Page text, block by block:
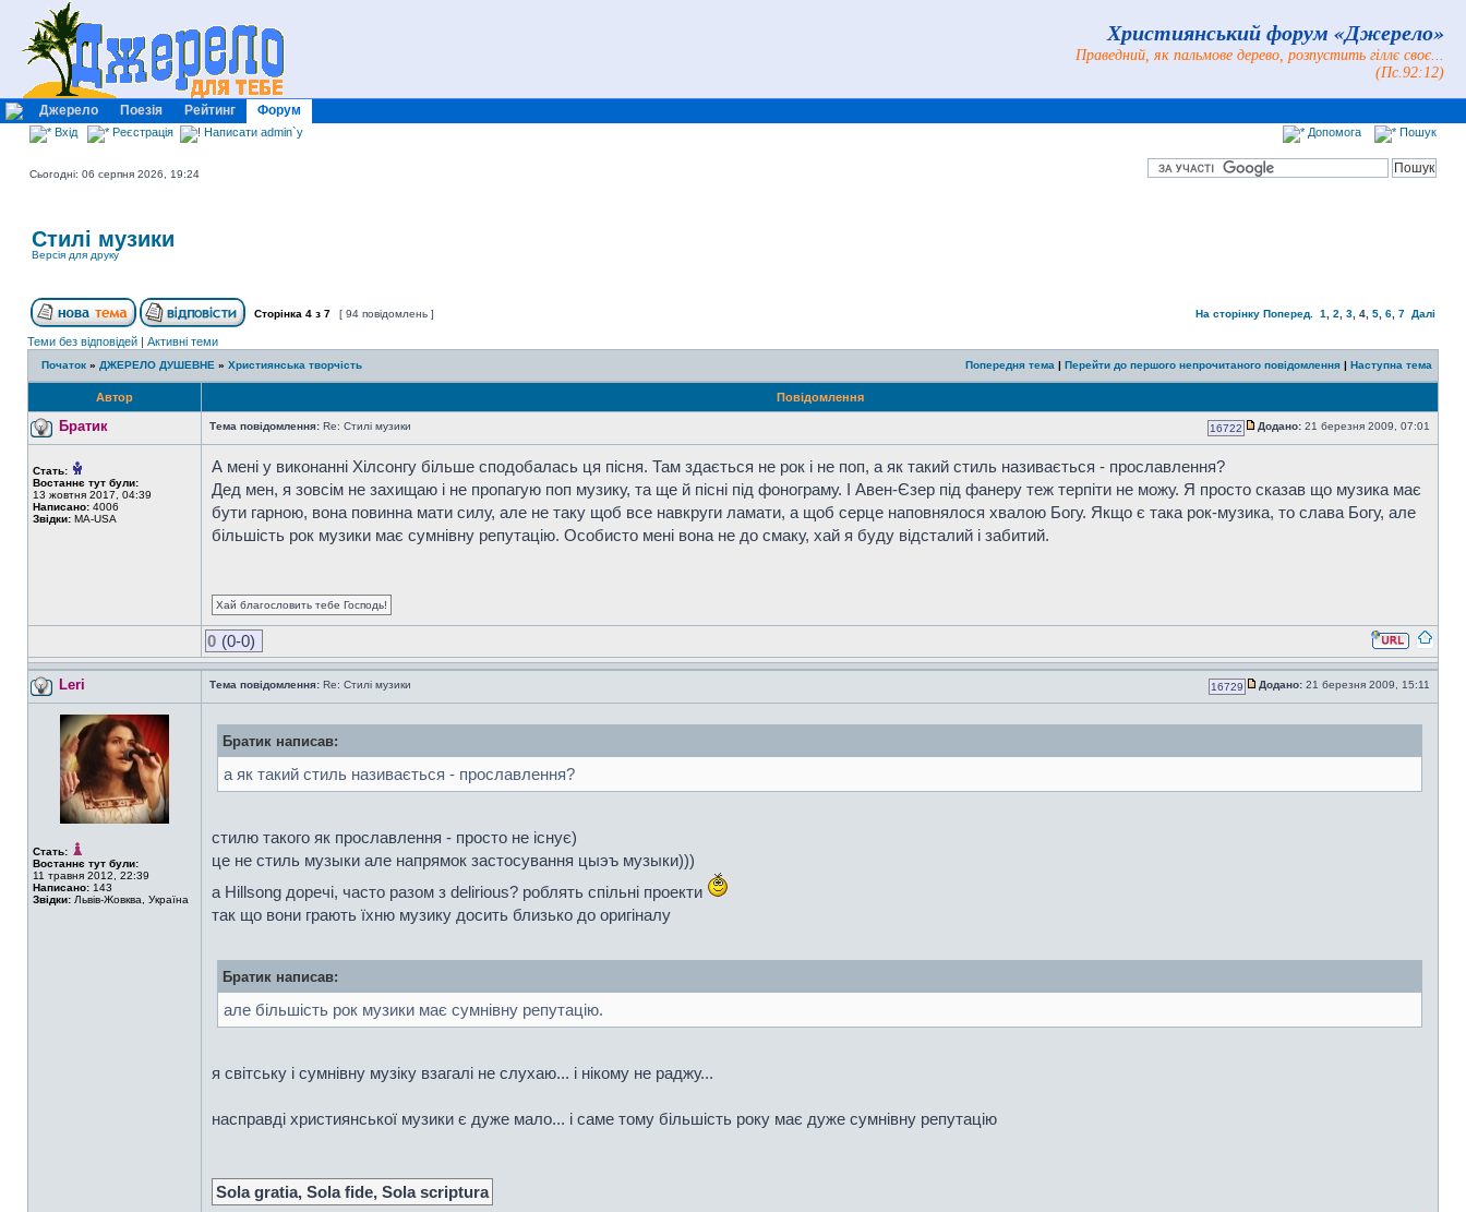
Християнський форум «Джерело»
Праведний, як пальмове дерево, розпустить гіллє своє...
(Пс.92:12)
Джерело Поезія Рейтинг Форум
Вхід Реєстрація Написати admin`у Допомога Пошук
Сьогодні: 06 серпня 2026, 19:24
Стилі музики
Версія для друку
Сторінка 4 з 7 [ 94 повідомлень ] На сторінку Поперед. 1 2 3 4 5 6 7 Далі
Теми без відповідей | Активні теми
Початок » ДЖЕРЕЛО ДУШЕВНЕ » Християнська творчість Попередня тема | Перейти до першого непрочитаного повідомлення | Наступна тема
Автор Повідомлення
Братик Тема повідомлення: Re: Стилі музики 16722 Додано: 21 березня 2009, 07:01
Стать:
Востаннє тут були:
13 жовтня 2017, 04:39
Написано: 4006
Звідки: MA-USA
А мені у виконанні Хілсонгу більше сподобалась ця пісня. Там здається не рок і не поп, а як такий стиль називається - прославлення?
Дед мен, я зовсім не захищаю і не пропагую поп музику, та ще й пісні під фонограму. І Авен-Єзер під фанеру теж терпіти не можу. Я просто сказав що музика має
бути гарною, вона повинна мати силу, але не таку щоб все навкруги ламати, а щоб серце наповнялося хвалою Богу. Якщо є така рок-музика, то слава Богу, але
більшість рок музики має сумнівну репутацію. Особисто мені вона не до смаку, хай я буду відсталий і забитий.
Хай благословить тебе Господь!
0 (0-0)
Leri Тема повідомлення: Re: Стилі музики 16729 Додано: 21 березня 2009, 15:11
Стать:
Востаннє тут були:
11 травня 2012, 22:39
Написано: 143
Звідки: Львів-Жовква, Україна
Братик написав:
а як такий стиль називається - прославлення?
стилю такого як прославлення - просто не існує)
це не стиль музыки але напрямок застосування цыэъ музыки)))
а Hillsong доречі, часто разом з delirious? роблять спільні проекти
так що вони грають їхню музику досить близько до оригіналу
Братик написав:
але більшість рок музики має сумнівну репутацію.
я світську і сумнівну музіку взагалі не слухаю... і нікому не раджу...
насправді християнської музики є дуже мало... і саме тому більшість року має дуже сумнівну репутацію
Sola gratia, Sola fide, Sola scriptura